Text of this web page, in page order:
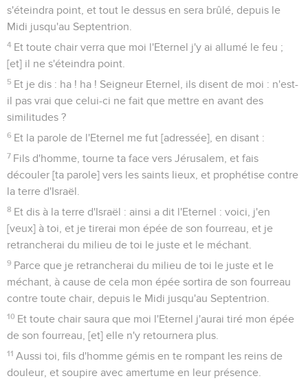
s'éteindra point, et tout le dessus en sera brûlé, depuis le
Midi jusqu'au Septentrion.
4 Et toute chair verra que moi l'Eternel j'y ai allumé le feu ;
[et] il ne s'éteindra point.
5 Et je dis : ha ! ha ! Seigneur Eternel, ils disent de moi : n'est-
il pas vrai que celui-ci ne fait que mettre en avant des
similitudes ?
6 Et la parole de l'Eternel me fut [adressée], en disant :
7 Fils d'homme, tourne ta face vers Jérusalem, et fais
découler [ta parole] vers les saints lieux, et prophétise contre
la terre d'Israël.
8 Et dis à la terre d'Israël : ainsi a dit l'Eternel : voici, j'en
[veux] à toi, et je tirerai mon épée de son fourreau, et je
retrancherai du milieu de toi le juste et le méchant.
9 Parce que je retrancherai du milieu de toi le juste et le
méchant, à cause de cela mon épée sortira de son fourreau
contre toute chair, depuis le Midi jusqu'au Septentrion.
10 Et toute chair saura que moi l'Eternel j'aurai tiré mon épée
de son fourreau, [et] elle n'y retournera plus.
11 Aussi toi, fils d'homme gémis en te rompant les reins de
douleur, et soupire avec amertume en leur présence.